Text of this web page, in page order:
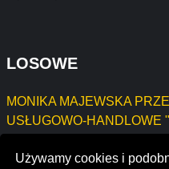
Używamy cookies i
LOSOWE
MONIKA MAJEWSKA
USŁUGOWO-HANDLOWE
AQUA PRO MICHAŁ